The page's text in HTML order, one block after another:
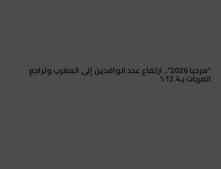
“مرحبا 2026”.. ارتفاع عدد الوافدين إلى المغرب وتراجع
العربات بـ12.4%